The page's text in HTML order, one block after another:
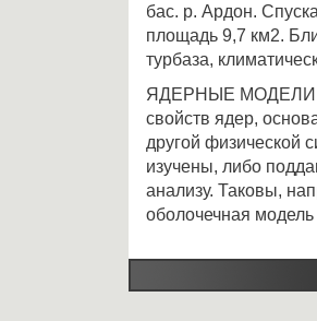
бас. р. Ардон.
площадь 9,7 км2.
турбаза,
ЯДЕРНЫЕ МОДЕЛИ ,
свойств ядер,
другой физической
изучены, либо
анализу. Таковы,
оболочечная модель